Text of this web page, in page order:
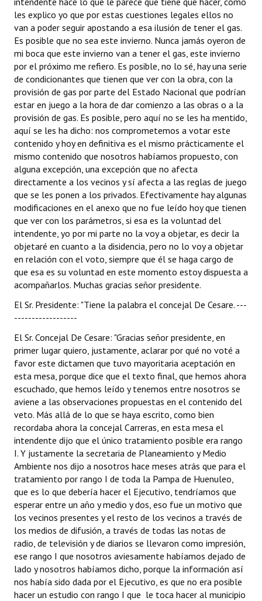
les explico yo que por estas cuestiones legales ellos no
van a poder seguir apostando a esa ilusión de tener el gas.
Es posible que no sea este invierno. Nunca jamás oyeron de
mi boca que este invierno van a tener el gas, este invierno
por el próximo me refiero. Es posible, no lo sé, hay una serie
de condicionantes que tienen que ver con la obra, con la
provisión de gas por parte del Estado Nacional que podrían
estar en juego a la hora de dar comienzo a las obras o a la
provisión de gas. Es posible, pero aquí no se les ha mentido,
aquí se les ha dicho: nos comprometemos a votar este
contenido y hoy en definitiva es el mismo prácticamente el
mismo contenido que nosotros habíamos propuesto, con
alguna excepción, una excepción que no afecta
directamente a los vecinos y sí afecta a las reglas de juego
que se les ponen a los privados. Efectivamente hay algunas
modificaciones en el anexo que no fue leído hoy que tienen
que ver con los parámetros, si esa es la voluntad del
intendente, yo por mi parte no la voy a objetar, es decir la
objetaré en cuanto a la disidencia, pero no lo voy a objetar
en relación con el voto, siempre que él se haga cargo de
que esa es su voluntad en este momento estoy dispuesta a
acompañarlos. Muchas gracias señor presidente.
El Sr. Presidente: "Tiene la palabra el concejal De Cesare. ---
------------------
El Sr. Concejal De Cesare: "Gracias señor presidente, en
primer lugar quiero, justamente, aclarar por qué no voté a
favor este dictamen que tuvo mayoritaria aceptación en
esta mesa, porque dice que el texto final, que hemos ahora
escuchado, que hemos leído y tenemos entre nosotros se
aviene a las observaciones propuestas en el contenido del
veto. Más allá de lo que se haya escrito, como bien
recordaba ahora la concejal Carreras, en esta mesa el
intendente dijo que el único tratamiento posible era rango
I. Y justamente la secretaria de Planeamiento y Medio
Ambiente nos dijo a nosotros hace meses atrás que para el
tratamiento por rango I de toda la Pampa de Huenuleo,
que es lo que debería hacer el Ejecutivo, tendríamos que
esperar entre un año y medio y dos, eso fue un motivo que
los vecinos presentes y el resto de los vecinos a través de
los medios de difusión, a través de todas las notas de
radio, de televisión y de diarios se llevaron como impresión,
ese rango I que nosotros aviesamente habíamos dejado de
lado y nosotros habíamos dicho, porque la información así
nos había sido dada por el Ejecutivo, es que no era posible
hacer un estudio con rango I que le toca hacer al municipio